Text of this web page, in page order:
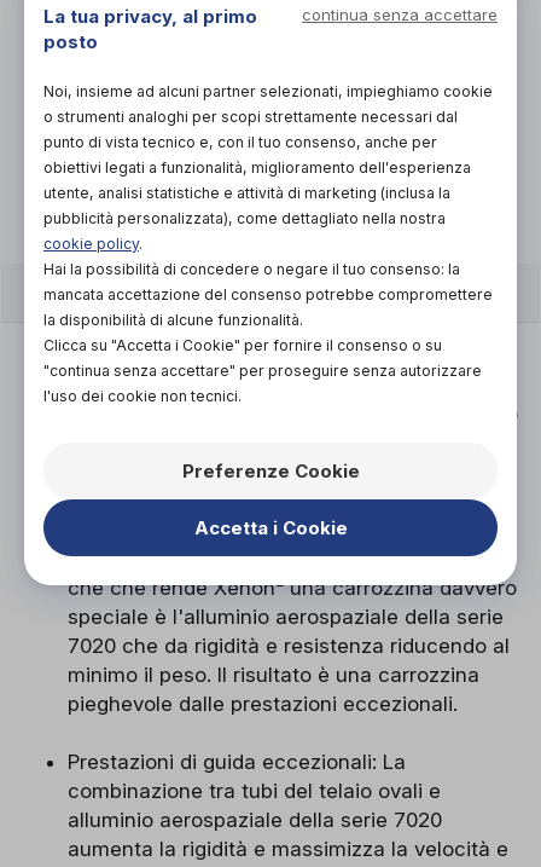
Organizza prova in negozio
Scarica il coupon
CARATTERISTICHE
ShapeLoc Technology: Attraverso il
trattamento termico dell‘alluminio siamo in
grado di aumentare la sua resistenza e questo
più leggeri ed allo stesso tempo più resistenti
di quelli di una normale carrozzina pieghevole.
Alluminio aerospaziale:La tecnologia geniale
che che rende Xenon² una carrozzina davvero
speciale è l'alluminio aerospaziale della serie
7020 che da rigidità e resistenza riducendo al
minimo il peso. Il risultato è una carrozzina
pieghevole dalle prestazioni eccezionali.
Prestazioni di guida eccezionali: La
combinazione tra tubi del telaio ovali e
alluminio aerospaziale della serie 7020
aumenta la rigidità e massimizza la velocità e
La tua privacy, al primo
posto
continua senza accettare
Noi, insieme ad alcuni partner selezionati, impieghiamo cookie
o strumenti analoghi per scopi strettamente necessari dal
punto di vista tecnico e, con il tuo consenso, anche per
obiettivi legati a funzionalità, miglioramento dell'esperienza
utente, analisi statistiche e attività di marketing (inclusa la
pubblicità personalizzata), come dettagliato nella nostra
cookie policy.
Hai la possibilità di concedere o negare il tuo consenso: la
mancata accettazione del consenso potrebbe compromettere
la disponibilità di alcune funzionalità.
Clicca su "Accetta i Cookie" per fornire il consenso o su
"continua senza accettare" per proseguire senza autorizzare
l'uso dei cookie non tecnici.
Preferenze Cookie
Accetta i Cookie